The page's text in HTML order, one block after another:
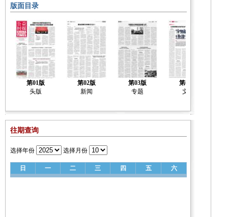
版面目录
第01版
头版
第02版
新闻
第03版
专题
第04版
文化
往期查询
选择年份 选择月份
日 一 二 三 四 五 六